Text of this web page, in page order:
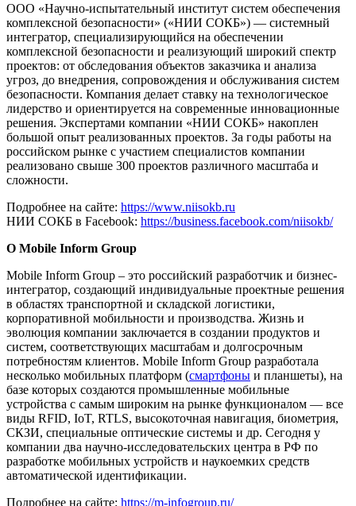
ООО «Научно-испытательный институт систем обеспечения
комплексной безопасности» («НИИ СОКБ») — системный
интегратор, специализирующийся на обеспечении
комплексной безопасности и реализующий широкий спектр
проектов: от обследования объектов заказчика и анализа
угроз, до внедрения, сопровождения и обслуживания систем
безопасности. Компания делает ставку на технологическое
лидерство и ориентируется на современные инновационные
решения. Экспертами компании «НИИ СОКБ» накоплен
большой опыт реализованных проектов. За годы работы на
российском рынке с участием специалистов компании
реализовано свыше 300 проектов различного масштаба и
сложности.
Подробнее на сайте: https://www.niisokb.ru
НИИ СОКБ в Facebook: https://business.facebook.com/niisokb/
О Mobile Inform Group
Mobile Inform Group – это российский разработчик и бизнес-
интегратор, создающий индивидуальные проектные решения
в областях транспортной и складской логистики,
корпоративной мобильности и производства. Жизнь и
эволюция компании заключается в создании продуктов и
систем, соответствующих масштабам и долгосрочным
потребностям клиентов. Mobile Inform Group разработала
несколько мобильных платформ (смартфоны и планшеты), на
базе которых создаются промышленные мобильные
устройства с самым широким на рынке функционалом — все
виды RFID, IoT, RTLS, высокоточная навигация, биометрия,
СКЗИ, специальные оптические системы и др. Сегодня у
компании два научно-исследовательских центра в РФ по
разработке мобильных устройств и наукоемких средств
автоматической идентификации.
Подробнее на сайте: https://m-infogroup.ru/